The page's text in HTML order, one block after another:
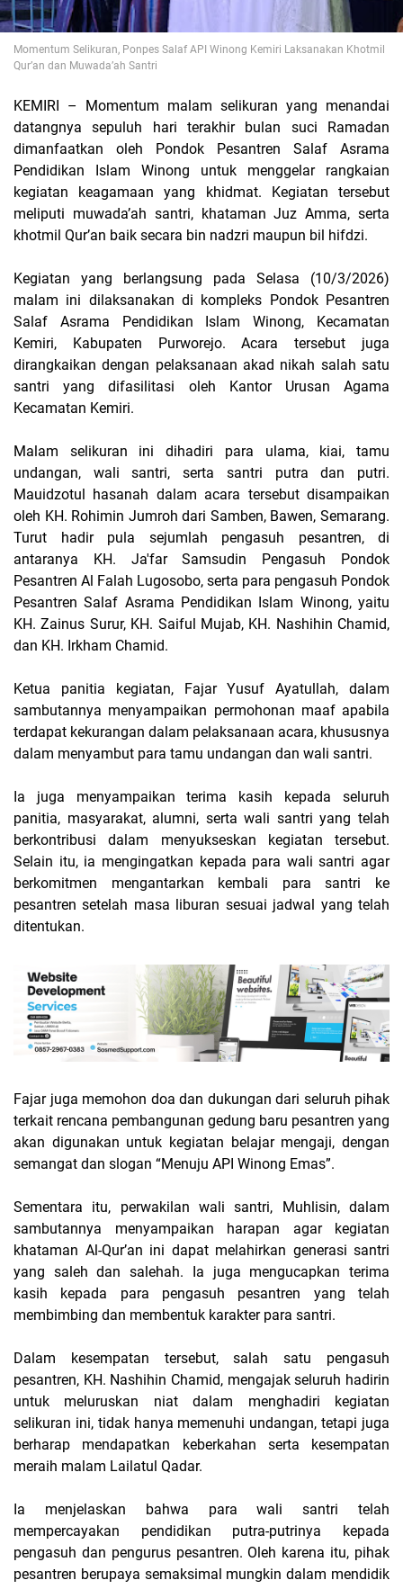
Momentum Selikuran, Ponpes Salaf API Winong Kemiri Laksanakan Khotmil
Qur’an dan Muwada’ah Santri
KEMIRI – Momentum malam selikuran yang menandai
datangnya sepuluh hari terakhir bulan suci Ramadan
dimanfaatkan oleh Pondok Pesantren Salaf Asrama
Pendidikan Islam Winong untuk menggelar rangkaian
kegiatan keagamaan yang khidmat. Kegiatan tersebut
meliputi muwada’ah santri, khataman Juz Amma, serta
khotmil Qur’an baik secara bin nadzri maupun bil hifdzi.
Kegiatan yang berlangsung pada Selasa (10/3/2026)
malam ini dilaksanakan di kompleks Pondok Pesantren
Salaf Asrama Pendidikan Islam Winong, Kecamatan
Kemiri, Kabupaten Purworejo. Acara tersebut juga
dirangkaikan dengan pelaksanaan akad nikah salah satu
santri yang difasilitasi oleh Kantor Urusan Agama
Kecamatan Kemiri.
Malam selikuran ini dihadiri para ulama, kiai, tamu
undangan, wali santri, serta santri putra dan putri.
Mauidzotul hasanah dalam acara tersebut disampaikan
oleh KH. Rohimin Jumroh dari Samben, Bawen, Semarang.
Turut hadir pula sejumlah pengasuh pesantren, di
antaranya KH. Ja'far Samsudin Pengasuh Pondok
Pesantren Al Falah Lugosobo, serta para pengasuh Pondok
Pesantren Salaf Asrama Pendidikan Islam Winong, yaitu
KH. Zainus Surur, KH. Saiful Mujab, KH. Nashihin Chamid,
dan KH. Irkham Chamid.
Ketua panitia kegiatan, Fajar Yusuf Ayatullah, dalam
sambutannya menyampaikan permohonan maaf apabila
terdapat kekurangan dalam pelaksanaan acara, khususnya
dalam menyambut para tamu undangan dan wali santri.
Ia juga menyampaikan terima kasih kepada seluruh
panitia, masyarakat, alumni, serta wali santri yang telah
berkontribusi dalam menyukseskan kegiatan tersebut.
Selain itu, ia mengingatkan kepada para wali santri agar
berkomitmen mengantarkan kembali para santri ke
pesantren setelah masa liburan sesuai jadwal yang telah
ditentukan.
Fajar juga memohon doa dan dukungan dari seluruh pihak
terkait rencana pembangunan gedung baru pesantren yang
akan digunakan untuk kegiatan belajar mengaji, dengan
semangat dan slogan “Menuju API Winong Emas”.
Sementara itu, perwakilan wali santri, Muhlisin, dalam
sambutannya menyampaikan harapan agar kegiatan
khataman Al-Qur’an ini dapat melahirkan generasi santri
yang saleh dan salehah. Ia juga mengucapkan terima
kasih kepada para pengasuh pesantren yang telah
membimbing dan membentuk karakter para santri.
Dalam kesempatan tersebut, salah satu pengasuh
pesantren, KH. Nashihin Chamid, mengajak seluruh hadirin
untuk meluruskan niat dalam menghadiri kegiatan
selikuran ini, tidak hanya memenuhi undangan, tetapi juga
berharap mendapatkan keberkahan serta kesempatan
meraih malam Lailatul Qadar.
Ia menjelaskan bahwa para wali santri telah
mempercayakan pendidikan putra-putrinya kepada
pengasuh dan pengurus pesantren. Oleh karena itu, pihak
pesantren berupaya semaksimal mungkin dalam mendidik